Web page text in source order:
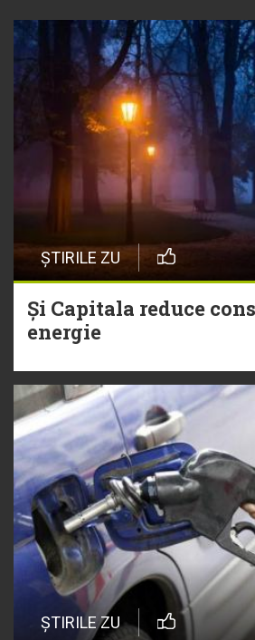
ȘTIRILE ZU
Și Capitala reduce
energie
ȘTIRILE ZU